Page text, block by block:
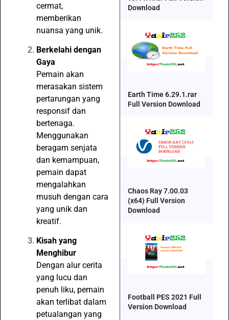
cermat,
memberikan
nuansa yang unik.
Berkelahi dengan
Gaya
Pemain akan
merasakan sistem
pertarungan yang
responsif dan
bertenaga.
Menggunakan
beragam senjata
dan kemampuan,
pemain dapat
mengalahkan
musuh dengan cara
yang unik dan
kreatif.
Kisah yang
Menghibur
Dengan alur cerita
yang lucu dan
penuh liku, pemain
akan terlibat dalam
petualangan yang
Download
Earth Time 6.29.1.rar
Full Version Download
Chaos Ray 7.00.03
(x64) Full Version
Download
Football PES 2021 Full
Version Download